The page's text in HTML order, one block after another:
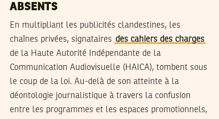
ABSENTS
En multipliant les publicités clandestines, les
chaînes privées, signataires des cahiers des charges
de la Haute Autorité Indépendante de la
Communication Audiovisuelle (HAICA), tombent sous
le coup de la loi. Au-delà de son atteinte à la
déontologie journalistique à travers la confusion
entre les programmes et les espaces promotionnels,